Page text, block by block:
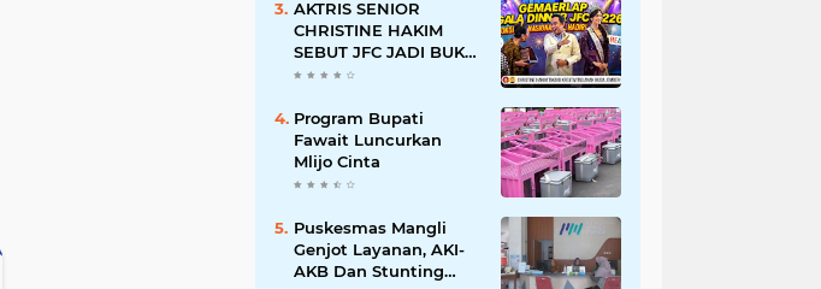
AKTRIS SENIOR
CHRISTINE HAKIM
SEBUT JFC JADI BUKTI
KREATIVITAS ANAK
Program Bupati
Fawait Luncurkan
Mlijo Cinta
Puskesmas Mangli
Genjot Layanan, AKI-
AKB Dan Stunting